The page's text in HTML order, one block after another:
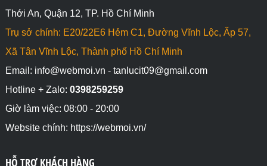
Thới An, Quận 12, TP. Hồ Chí Minh
Trụ sở chính: E20/22E6 Hẻm C1, Đường Vĩnh Lộc, Ấp 57,
Xã Tân Vĩnh Lộc, Thành phố Hồ Chí Minh
Email: info@webmoi.vn - tanlucit09@gmail.com
Hotline + Zalo: 0398259259
Giờ làm việc: 08:00 - 20:00
Website chính: https://webmoi.vn/
HỖ TRỢ KHÁCH HÀNG